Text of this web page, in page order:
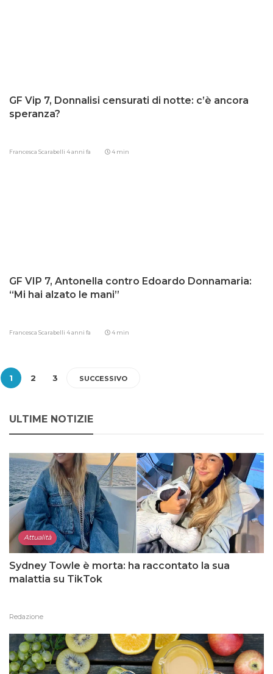
GF Vip 7, Donnalisi censurati di notte: c’è ancora
speranza?
Francesca Scarabelli 4 anni fa 4 min
GF VIP 7, Antonella contro Edoardo Donnamaria:
“Mi hai alzato le mani”
Francesca Scarabelli 4 anni fa 4 min
1 2 3 SUCCESSIVO
ULTIME NOTIZIE
Attualità
Sydney Towle è morta: ha raccontato la sua
malattia su TikTok
Redazione